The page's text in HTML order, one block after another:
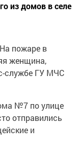
из домов в селе
пожаре в
женщина,
службе ГУ МЧС
№7 по улице
отправились
и